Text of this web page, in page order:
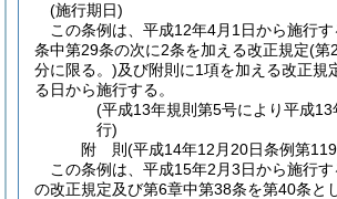
(施行期日)
この条例は、平成12年4月1日から施行す
条中第29条の次に2条を加える改正規定(第
分に限る。)及び附則に1項を加える改正規
る日から施行する。
(平成13年規則第5号により平成
行)
附 則(平成14年12月20日条例第
この条例は、平成15年2月3日から施行す
の改正規定及び第6章中第38条を第40条と